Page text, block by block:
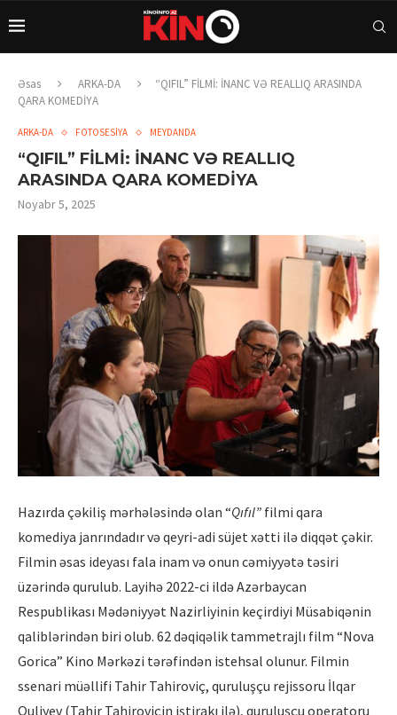
Əsas ARKA-DA
“QIFIL” FİLMİ: İNANC VƏ REALLIQ ARASINDA
QARA KOMEDİYA
ARKA-DA FOTOSESİYA MEYDANDA
“QIFIL” FİLMİ: İNANC VƏ REALLIQ
ARASINDA QARA KOMEDİYA
Noyabr 5, 2025
Hazırda çəkiliş mərhələsində olan “Qıfıl” filmi qara
komediya janrındadır və qeyri-adi süjet xətti ilə diqqət çəkir.
Filmin əsas ideyası fala inam və onun cəmiyyətə təsiri
üzərində qurulub. Layihə 2022-ci ildə Azərbaycan
Respublikası Mədəniyyət Nazirliyinin keçirdiyi Müsabiqənin
qaliblərindən biri olub. 62 dəqiqəlik tammetrajlı film “Nova
Gorica” Kino Mərkəzi tərəfindən istehsal olunur. Filmin
ssenari müəllifi Tahir Tahiroviç, quruluşçu rejissoru İlqar
Quliyev (Tahir Tahiroviçin iştirakı ilə), quruluşçu operatoru